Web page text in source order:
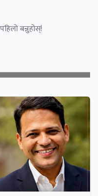
बन्नुहोस्!